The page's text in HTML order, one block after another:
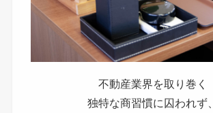
不動産業界を取り巻く
独特な商習慣に囚われず、